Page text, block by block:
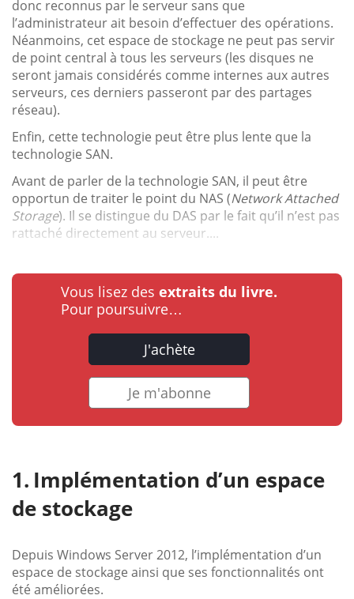
donc reconnus par le serveur sans que
l’administrateur ait besoin d’effectuer des opérations.
Néanmoins, cet espace de stockage ne peut pas servir
de point central à tous les serveurs (les disques ne
seront jamais considérés comme internes aux autres
serveurs, ces derniers passeront par des partages
réseau).
Enfin, cette technologie peut être plus lente que la
technologie SAN.
Avant de parler de la technologie SAN, il peut être
opportun de traiter le point du NAS (Network Attached
Storage). Il se distingue du DAS par le fait qu’il n’est pas
rattaché directement au serveur....
Vous lisez des extraits du livre.
Pour poursuivre…
J'achète
Je m'abonne
Implémentation d’un espace
de stockage
Depuis Windows Server 2012, l’implémentation d’un
espace de stockage ainsi que ses fonctionnalités ont
été améliorées.